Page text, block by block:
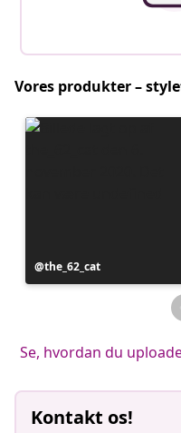
Vores produkter –
Opslag
offentliggjort
the_62_cat
Se, hvordan du
Kontakt os!